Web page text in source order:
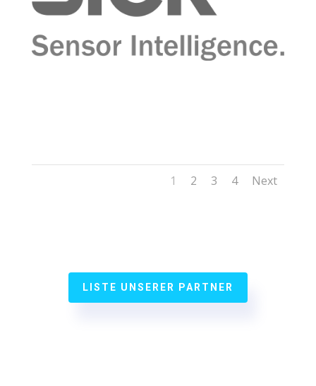
1 2 3 4 Next
LISTE UNSERER PARTNER